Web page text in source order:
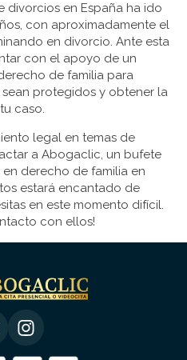
divorcios en España ha ido
con aproximadamente el
en divorcio. Ante esta
con el apoyo de un
de familia para
protegidos y obtener la
caso.
legal en temas de
a Abogaclic, un bufete
derecho de familia en
estará encantado de
en este momento difícil.
con ellos!